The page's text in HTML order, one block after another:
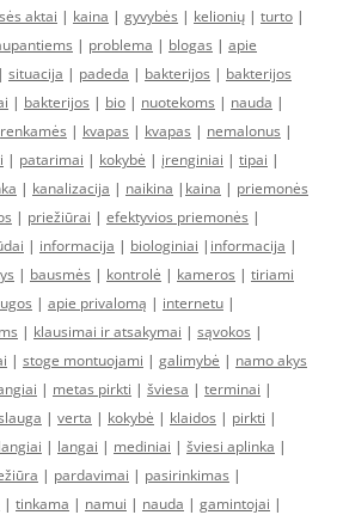
aktai | kaina | gyvybės | kelionių | turto |
| problema | blogas | apie
| situacija | padeda | bakterijos | bakterijos
| bakterijos | bio | nuotekoms | nauda |
renkamės | kvapas | kvapas | nemalonus |
| patarimai | kokybė | įrenginiai | tipai |
| kanalizacija | naikina | kaina | priemonės
| priežiūrai | efektyvios priemonės |
| informacija | biologiniai | informacija |
| bausmės | kontrolė | kameros | tiriami
| apie privalomą | internetu |
| klausimai ir atsakymai | sąvokos |
| stoge montuojami | galimybė | namo akys
| metas pirkti | šviesa | terminai |
| verta | kokybė | klaidos | pirkti |
| langai | mediniai | šviesi aplinka |
| pardavimai | pasirinkimas |
| tinkama | namui | nauda | gamintojai |